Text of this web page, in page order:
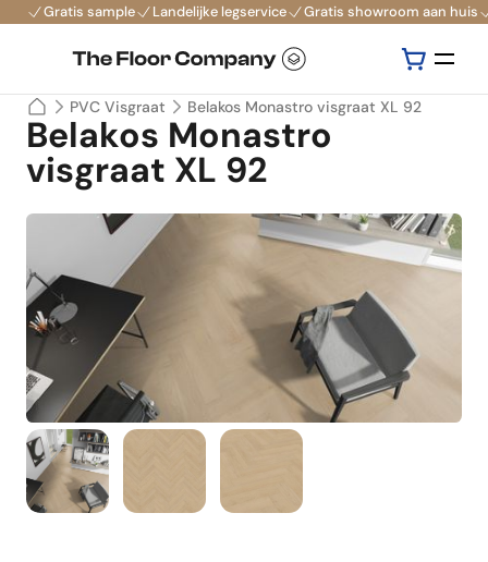
Gratis sample Landelijke legservice Gratis showroom aan huis
PVC Visgraat Belakos Monastro visgraat XL 92
Belakos Monastro
visgraat XL 92